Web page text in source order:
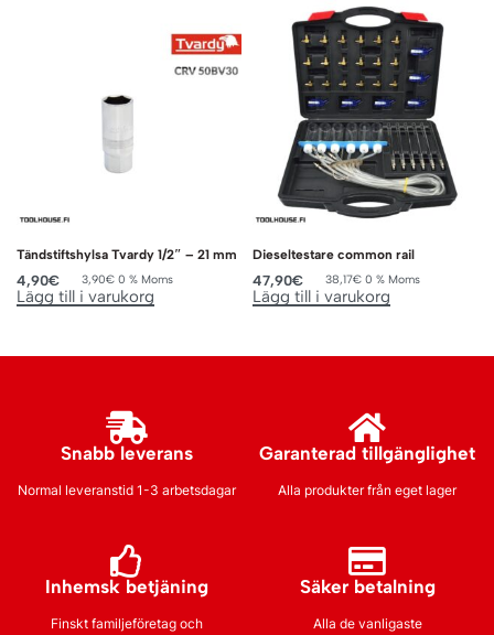
Tändstiftshylsa Tvardy 1/2″ – 21 mm
4,90€ 3,90€ 0 % Moms
Lägg till i varukorg
Dieseltestare common rail
47,90€ 38,17€ 0 % Moms
Lägg till i varukorg
Snabb leverans
Normal leveranstid 1-3 arbetsdagar
Garanterad tillgänglighet
Alla produkter från eget lager
Inhemsk betjäning
Finskt familjeföretag och
Säker betalning
Alla de vanligaste